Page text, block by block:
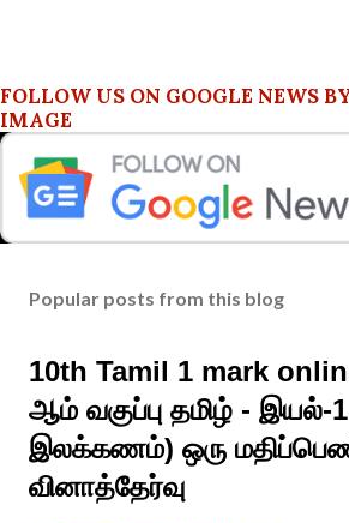
FOLLOW US ON GOOGLE NEWS
IMAGE
Popular posts from this blog
10th Tamil 1 mark
ஆம் வகுப்பு தமிழ் - இயல்-
இலக்கணம்) ஒரு
வினாத்தேர்வு